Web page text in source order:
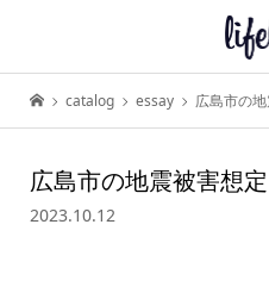
catalog essay 広島市の
広島市の地震被害想定
2023.10.12